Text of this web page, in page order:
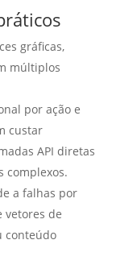
gráficas,
múltiplos
por ação e
custar
API diretas
complexos.
a falhas por
vetores de
conteúdo